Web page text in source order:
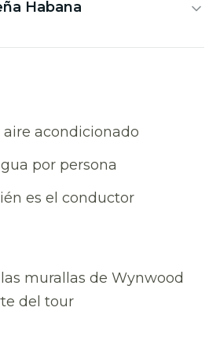
Habana
acondicionado
por persona
es el conductor
murallas de Wynwood
del tour